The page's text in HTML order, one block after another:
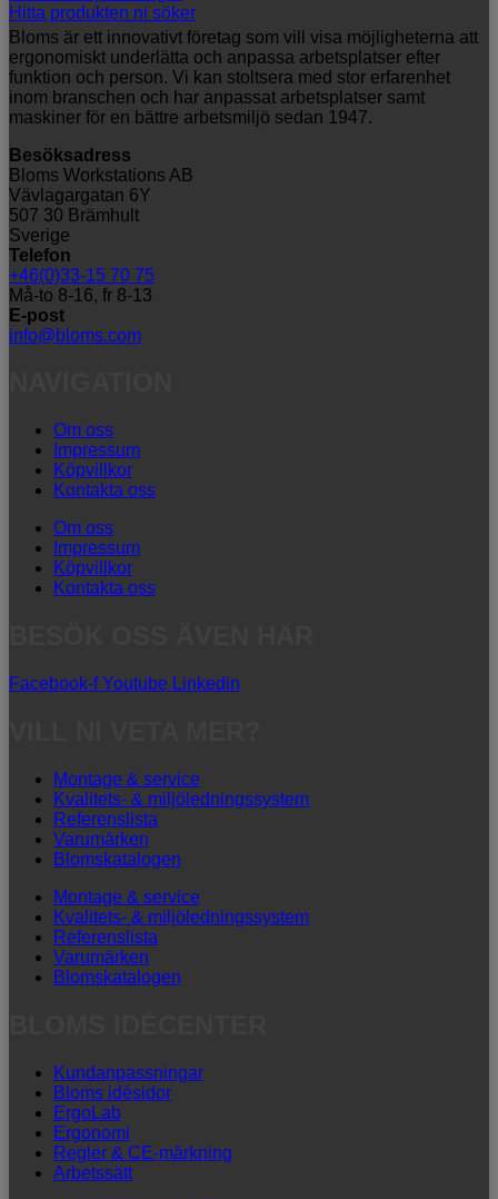
Hitta produkten ni söker
Bloms är ett innovativt företag som vill visa möjligheterna att
ergonomiskt underlätta och anpassa arbetsplatser efter
funktion och person. Vi kan stoltsera med stor erfarenhet
inom branschen och har anpassat arbetsplatser samt
maskiner för en bättre arbetsmiljö sedan 1947.
Besöksadress
Bloms Workstations AB
Vävlagargatan 6Y
507 30 Brämhult
Sverige
Telefon
+46(0)33-15 70 75
Må-to 8-16, fr 8-13
E-post
info@bloms.com
Om oss
Impressum
Köpvillkor
Kontakta oss
Om oss
Impressum
Köpvillkor
Kontakta oss
Facebook-f Youtube Linkedin
Montage & service
Kvalitets- & miljöledningssystem
Referenslista
Varumärken
Blomskatalogen
Montage & service
Kvalitets- & miljöledningssystem
Referenslista
Varumärken
Blomskatalogen
Kundanpassningar
Bloms idésidor
ErgoLab
Ergonomi
Regler & CE-märkning
Arbetssätt